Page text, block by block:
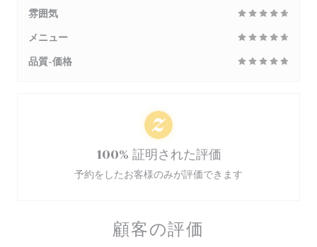
顧客の評価
雰囲気
メニュー
品質-価格
100% 証明された評価
予約をしたお客様のみが評価できます